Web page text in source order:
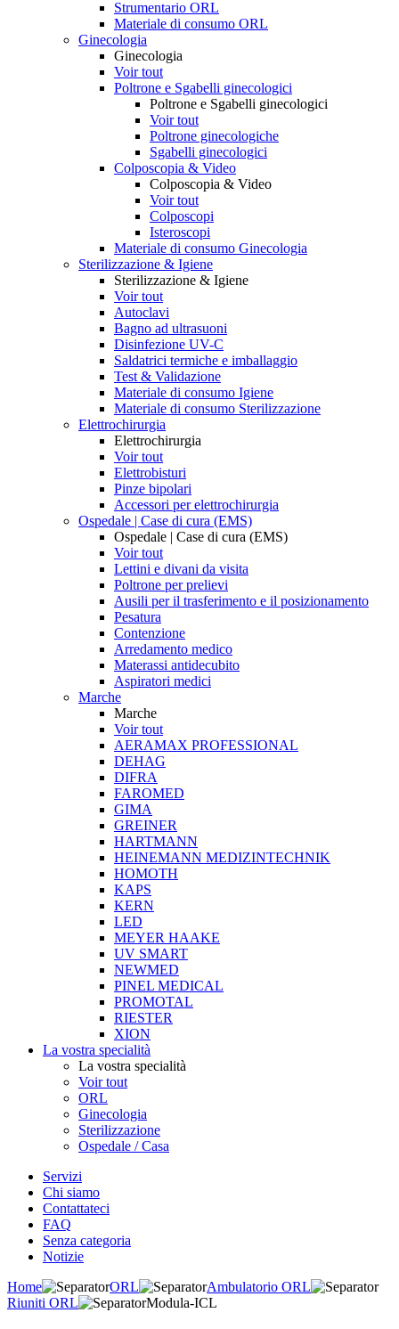
Strumentario ORL
Materiale di consumo ORL
Ginecologia
Ginecologia
Voir tout
Poltrone e Sgabelli ginecologici
Poltrone e Sgabelli ginecologici
Voir tout
Poltrone ginecologiche
Sgabelli ginecologici
Colposcopia & Video
Colposcopia & Video
Voir tout
Colposcopi
Isteroscopi
Materiale di consumo Ginecologia
Sterilizzazione & Igiene
Sterilizzazione & Igiene
Voir tout
Autoclavi
Bagno ad ultrasuoni
Disinfezione UV-C
Saldatrici termiche e imballaggio
Test & Validazione
Materiale di consumo Igiene
Materiale di consumo Sterilizzazione
Elettrochirurgia
Elettrochirurgia
Voir tout
Elettrobisturi
Pinze bipolari
Accessori per elettrochirurgia
Ospedale | Case di cura (EMS)
Ospedale | Case di cura (EMS)
Voir tout
Lettini e divani da visita
Poltrone per prelievi
Ausili per il trasferimento e il posizionamento
Pesatura
Contenzione
Arredamento medico
Materassi antidecubito
Aspiratori medici
Marche
Marche
Voir tout
AERAMAX PROFESSIONAL
DEHAG
DIFRA
FAROMED
GIMA
GREINER
HARTMANN
HEINEMANN MEDIZINTECHNIK
HOMOTH
KAPS
KERN
LED
MEYER HAAKE
UV SMART
NEWMED
PINEL MEDICAL
PROMOTAL
RIESTER
XION
La vostra specialità
La vostra specialità
Voir tout
ORL
Ginecologia
Sterilizzazione
Ospedale / Casa
Servizi
Chi siamo
Contattateci
FAQ
Senza categoria
Notizie
Home
ORL
Ambulatorio ORL
Riuniti ORL
Modula-ICL